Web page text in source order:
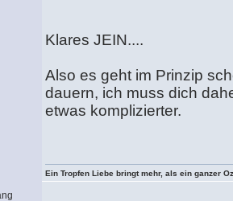
Klares JEIN....
Also es geht im Prinzip
dauern, ich muss dich
etwas komplizierter.
Ein Tropfen Liebe bringt mehr, als ein ganzer